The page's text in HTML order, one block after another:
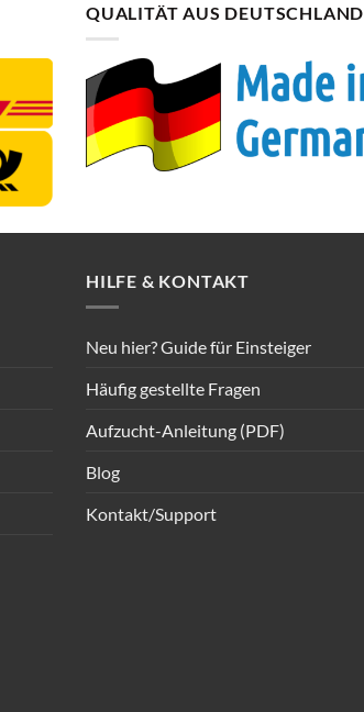
QUALITÄT AUS DEUTSCHLAND
HILFE & KONTAKT
Neu hier? Guide für Einsteiger
Häufig gestellte Fragen
Aufzucht-Anleitung (PDF)
Blog
Kontakt/Support